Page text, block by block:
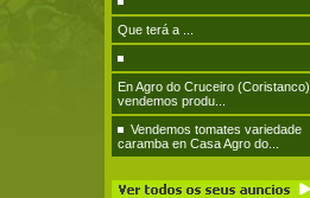
Que terá a ...
En Agro do Cruceiro (Coristanco)
vendemos produ...
Vendemos tomates variedade
caramba en Casa Agro do...